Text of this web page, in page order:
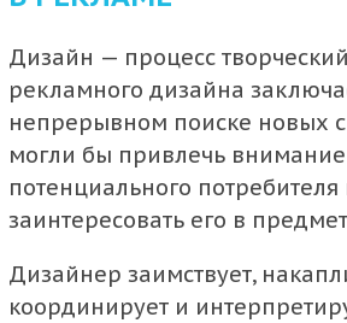
Дизайн — процесс
рекламного дизайна
непрерывном поиске новых
могли бы привлечь внимание
потенциального потребителя
заинтересовать его в
Дизайнер заимствует,
координирует и